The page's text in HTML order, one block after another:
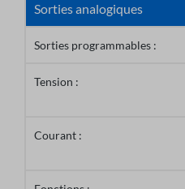
Sorties analogiques
Sorties programmables :
Tension :
Courant :